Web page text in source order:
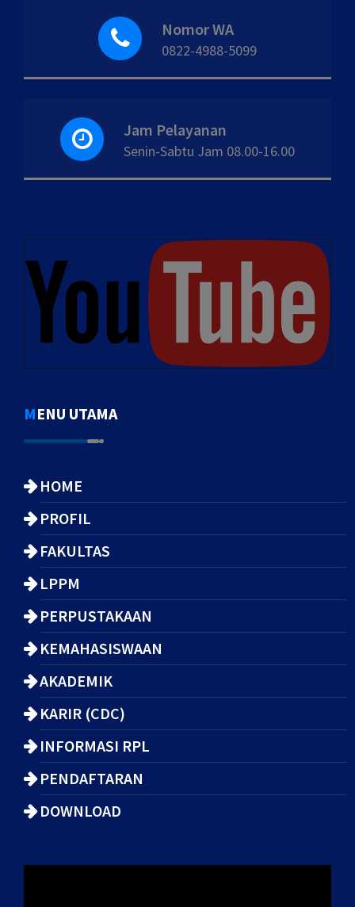
Nomor WA
0822-4988-5099
Jam Pelayanan
Senin-Sabtu Jam 08.00-16.00
MENU UTAMA
HOME
PROFIL
FAKULTAS
LPPM
PERPUSTAKAAN
KEMAHASISWAAN
AKADEMIK
KARIR (CDC)
INFORMASI RPL
PENDAFTARAN
DOWNLOAD